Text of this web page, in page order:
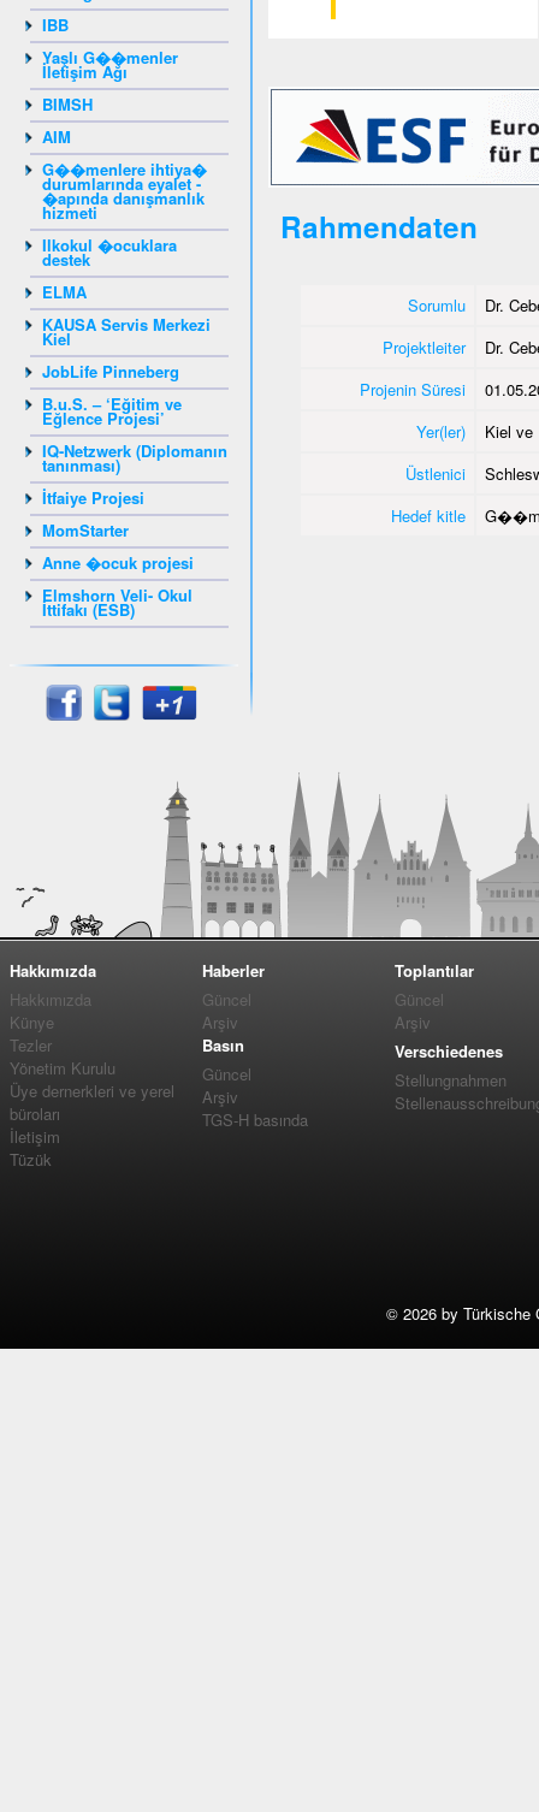
IBB
Yaşlı G��menler
İletişim Ağı
BIMSH
AIM
G��menlere ihtiya�
durumlarında eyalet -
�apında danışmanlık
hizmeti
Ilkokul �ocuklara
destek
ELMA
KAUSA Servis Merkezi
Kiel
JobLife Pinneberg
B.u.S. – ‘Eğitim ve
Eğlence Projesi’
IQ-Netzwerk (Diplomanın
tanınması)
İtfaiye Projesi
MomStarter
Anne �ocuk projesi
Elmshorn Veli- Okul
İttifakı (ESB)
Rahmendaten
Sorumlu
Dr.
Projektleiter
Dr.
Projenin Süresi
Yer(ler)
Kiel
Üstlenici
Hedef kitle
Hakkımızda
Hakkımızda
Künye
Tezler
Yönetim Kurulu
Üye dernerkleri ve yerel
büroları
İletişim
Tüzük
Haberler
Güncel
Arşiv
Basın
Güncel
Arşiv
TGS-H basında
Toplantılar
Güncel
Arşiv
Verschiedenes
Stellungnahmen
© 2026 by Türkische